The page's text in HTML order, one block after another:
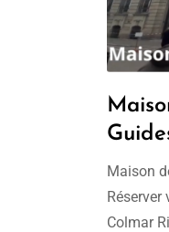
Maison
Réserver
Colmar